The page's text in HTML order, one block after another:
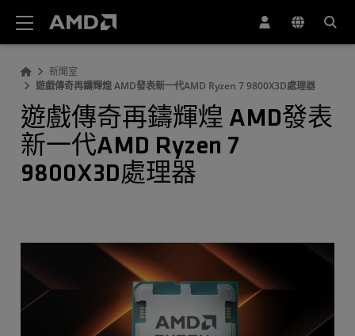
新聞室
遊戲傳奇再鑄輝煌 AMD發表新一代AMD Ryzen 7 9800X3D處理器
遊戲傳奇再鑄輝煌 AMD發表
新一代AMD Ryzen 7
9800X3D處理器